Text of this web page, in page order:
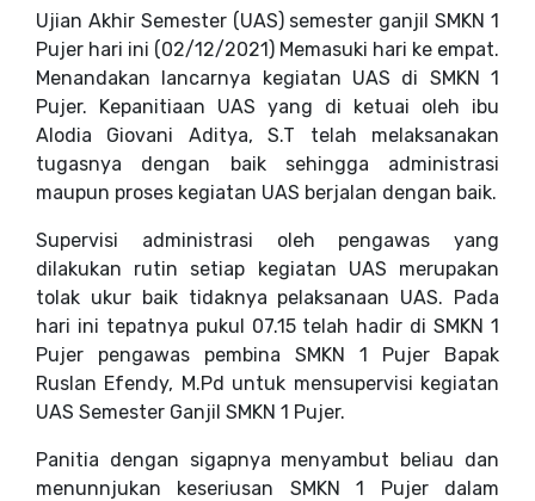
Ujian Akhir Semester (UAS) semester ganjil SMKN 1
Pujer hari ini (02/12/2021) Memasuki hari ke empat.
Menandakan lancarnya kegiatan UAS di SMKN 1
Pujer. Kepanitiaan UAS yang di ketuai oleh ibu
Alodia Giovani Aditya, S.T telah melaksanakan
tugasnya dengan baik sehingga administrasi
maupun proses kegiatan UAS berjalan dengan baik.
Supervisi administrasi oleh pengawas yang
dilakukan rutin setiap kegiatan UAS merupakan
tolak ukur baik tidaknya pelaksanaan UAS. Pada
hari ini tepatnya pukul 07.15 telah hadir di SMKN 1
Pujer pengawas pembina SMKN 1 Pujer Bapak
Ruslan Efendy, M.Pd untuk mensupervisi kegiatan
UAS Semester Ganjil SMKN 1 Pujer.
Panitia dengan sigapnya menyambut beliau dan
menunnjukan keseriusan SMKN 1 Pujer dalam